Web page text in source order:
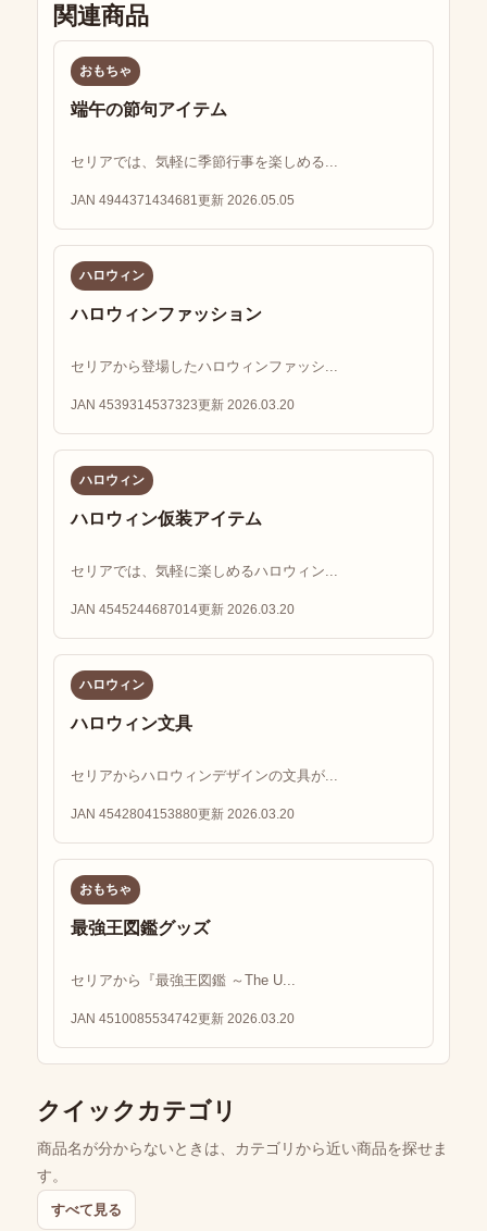
関連商品
おもちゃ
端午の節句アイテム
セリアでは、気軽に季節行事を楽しめる...
JAN 4944371434681 更新 2026.05.05
ハロウィン
ハロウィンファッション
セリアから登場したハロウィンファッシ...
JAN 4539314537323更新 2026.03.20
ハロウィン
ハロウィン仮装アイテム
セリアでは、気軽に楽しめるハロウィン...
JAN 4545244687014更新 2026.03.20
ハロウィン
ハロウィン文具
セリアからハロウィンデザインの文具が...
JAN 4542804153880更新 2026.03.20
おもちゃ
最強王図鑑グッズ
セリアから『最強王図鑑 ～The U...
JAN 4510085534742更新 2026.03.20
クイックカテゴリ
商品名が分からないときは、カテゴリから近い商品を探せま
す。
すべて見る